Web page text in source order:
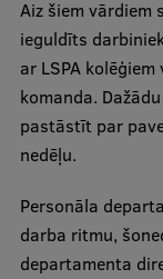
Muzeji un
Ģerbonis
Projekti
Reitingi
Ilgtspējīga
Studiju un
Aiz šiem vārdiem
ieguldīts
ar LSPA
komanda.
pastāstīt par
nedēļu.
Personāla
darba ritmu,
departamenta